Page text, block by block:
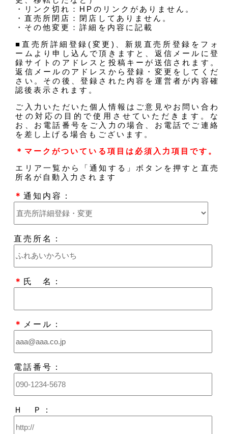
・リンク切れ：HPのリンクがありません。
・直売所閉店：閉店してありません。
・その他変更：詳細を内容に記載
■直売所詳細登録(変更)、新規直売所登録をフォ
ームより申し込んで頂きますと、返信メールに登
録サイトのアドレスと投稿キーが送信されます。
返信メールのアドレスから登録・変更をしてくだ
さい。その後、登録された内容を運営者が内容確
認後表示されます。
ご入力いただいた個人情報はご意見やお問い合わ
せの対応の目的で使用させていただきます。な
お、お電話番号をご入力の場合、お電話でご連絡
を差し上げる場合もございます。
＊マークがついている項目は必須入力項目です。
エリア一覧から「通知する」ボタンを押すと直売
所名が自動入力されます
＊通知内容：
直売所名：
＊ 氏 名：
＊ メール：
電話番号：
Ｈ Ｐ：